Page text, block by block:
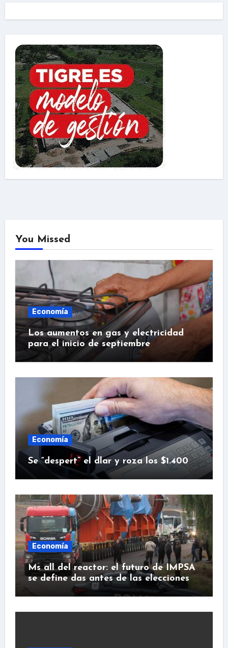
You Missed
Economía
Los aumentos en gas y electricidad
para el inicio de septiembre
Economía
Se “despert” el dlar y roza los $1.400
Economía
Ms all del reactor: el futuro de IMPSA
se define das antes de las elecciones